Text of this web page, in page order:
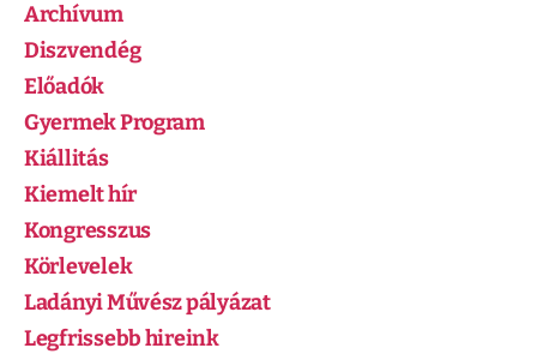
Archívum
Diszvendég
Előadók
Gyermek Program
Kiállitás
Kiemelt hír
Kongresszus
Körlevelek
Ladányi Művész pályázat
Legfrissebb hireink